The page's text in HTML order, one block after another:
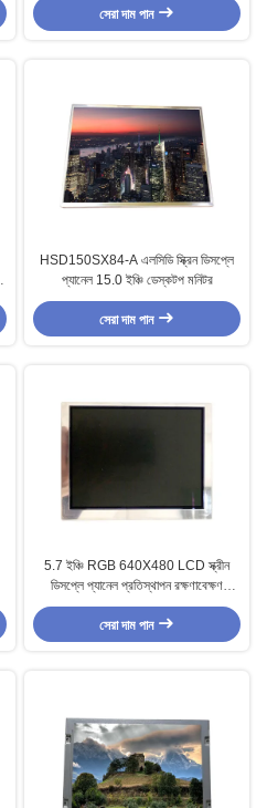
সেরা দাম পান
HSD150SX84-A এলসিডি স্ক্রিন ডিসপ্লে
প্যানেল 15.0 ইঞ্চি ডেস্কটপ মনিটর
সেরা দাম পান
5.7 ইঞ্চি RGB 640X480 LCD স্ক্রীন
ডিসপ্লে প্যানেল প্রতিস্থাপন রক্ষণাবেক্ষণ
AA057VG12
সেরা দাম পান